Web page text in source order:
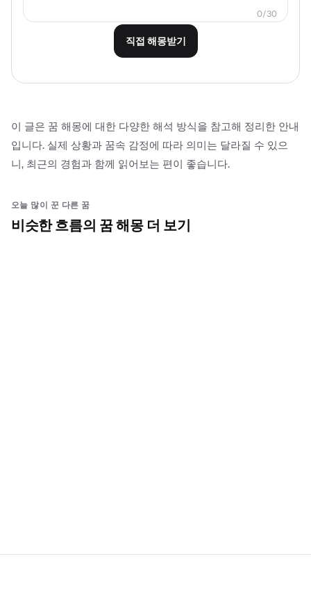
0/30
직접 해몽받기
이 글은 꿈 해몽에 대한 다양한 해석 방식을 참고해 정리한 안내
입니다. 실제 상황과 꿈속 감정에 따라 의미는 달라질 수 있으
니, 최근의 경험과 함께 읽어보는 편이 좋습니다.
오늘 많이 꾼 다른 꿈
비슷한 흐름의 꿈 해몽 더 보기